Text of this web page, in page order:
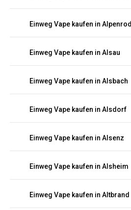
Einweg Vape kaufen in Alpenrod
Einweg Vape kaufen in Alsau
Einweg Vape kaufen in Alsbach
Einweg Vape kaufen in Alsdorf
Einweg Vape kaufen in Alsenz
Einweg Vape kaufen in Alsheim
Einweg Vape kaufen in Altbrand